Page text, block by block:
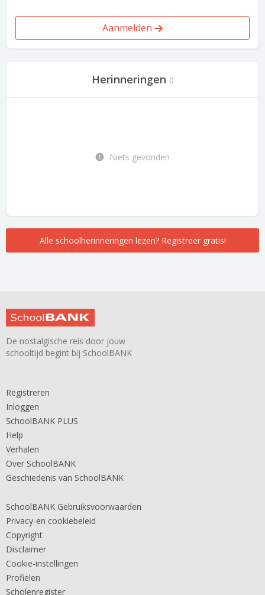
Aanmelden
Herinneringen 0
Niets gevonden
Alle schoolherinneringen lezen? Registreer gratis!
De nostalgische reis door jouw
schooltijd begint bij SchoolBANK
Registreren
Inloggen
SchoolBANK PLUS
Help
Verhalen
Over SchoolBANK
Geschiedenis van SchoolBANK
SchoolBANK Gebruiksvoorwaarden
Privacy-en cookiebeleid
Copyright
Disclaimer
Cookie-instellingen
Profielen
Scholenregister